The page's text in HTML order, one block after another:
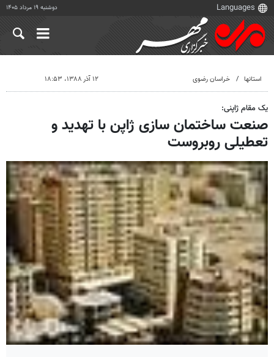
دوشنبه ۱۹ مرداد ۱۴۰۵
استانها خراسان رضوی ۱۲ آذر ۱۳۸۸، ۱۸:۵۳
یک مقام ژاپنی:
صنعت ساختمان سازی ژاپن با تهدید و
تعطیلی روبروست